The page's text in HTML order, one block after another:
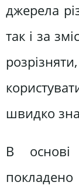
джерела
так і за
швидко
В основі